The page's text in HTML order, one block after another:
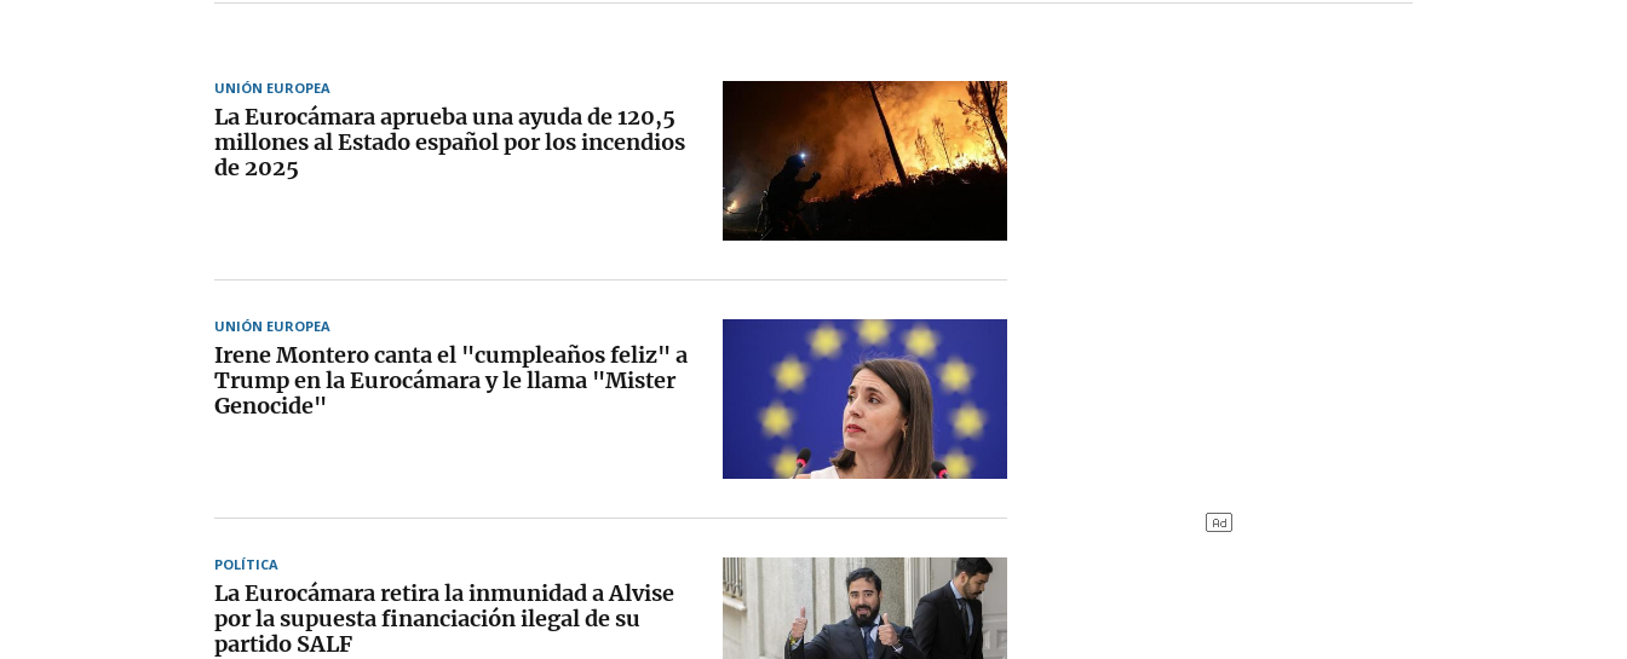
UNIÓN EUROPEA
La Eurocámara aprueba una ayuda de 120,5
millones al Estado español por los incendios
de 2025
UNIÓN EUROPEA
Irene Montero canta el "cumpleaños feliz" a
Trump en la Eurocámara y le llama "Mister
Genocide"
POLÍTICA
La Eurocámara retira la inmunidad a Alvise
por la supuesta financiación ilegal de su
partido SALF